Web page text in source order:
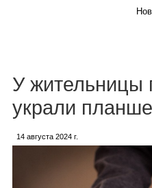
У жительницы
украли
14 августа 2024 г.